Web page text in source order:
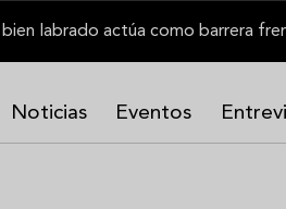
Noticias Eventos